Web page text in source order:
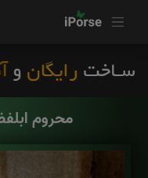
محروم